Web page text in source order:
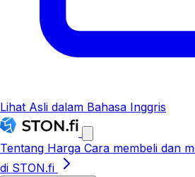
Lihat Asli dalam Bahasa Inggris
Tentang Harga Cara membeli dan
di STON.fi